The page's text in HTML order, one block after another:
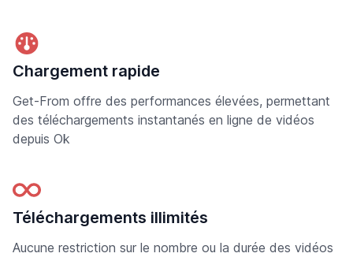
Chargement rapide
Get-From offre des performances élevées, permettant
des téléchargements instantanés en ligne de vidéos
depuis Ok
Téléchargements illimités
Aucune restriction sur le nombre ou la durée des vidéos